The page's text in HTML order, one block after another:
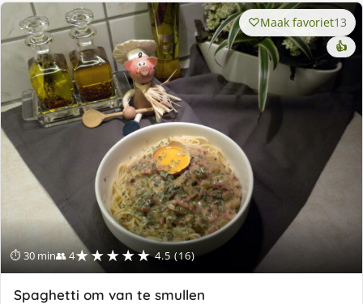
⏱ 30 min👥 4★★★★★ 4.5 (16)
Maak favoriet13
👍
Spaghetti om van te smullen